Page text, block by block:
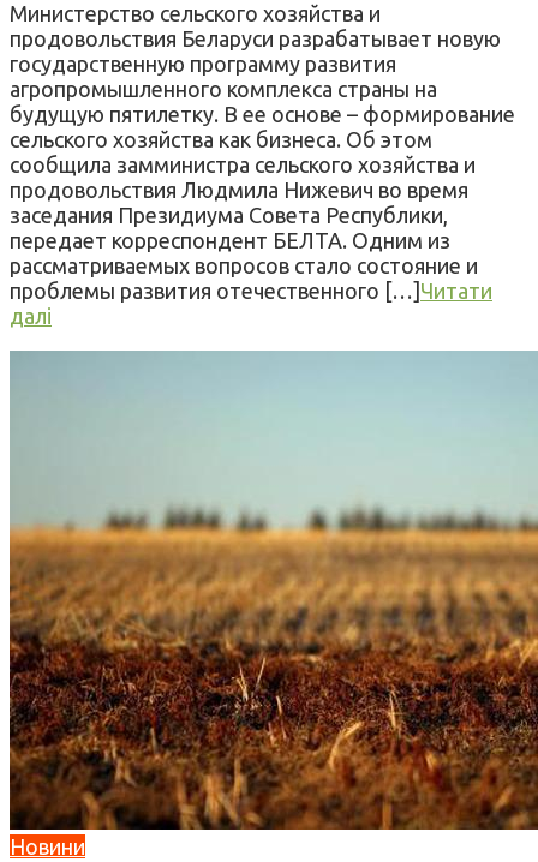
Министерство сельского хозяйства и
продовольствия Беларуси разрабатывает новую
государственную программу развития
агропромышленного комплекса страны на
будущую пятилетку. В ее основе – формирование
сельского хозяйства как бизнеса. Об этом
сообщила замминистра сельского хозяйства и
продовольствия Людмила Нижевич во время
заседания Президиума Совета Республики,
передает корреспондент БЕЛТА. Одним из
рассматриваемых вопросов стало состояние и
проблемы развития отечественного […] Читати
далі
Новини